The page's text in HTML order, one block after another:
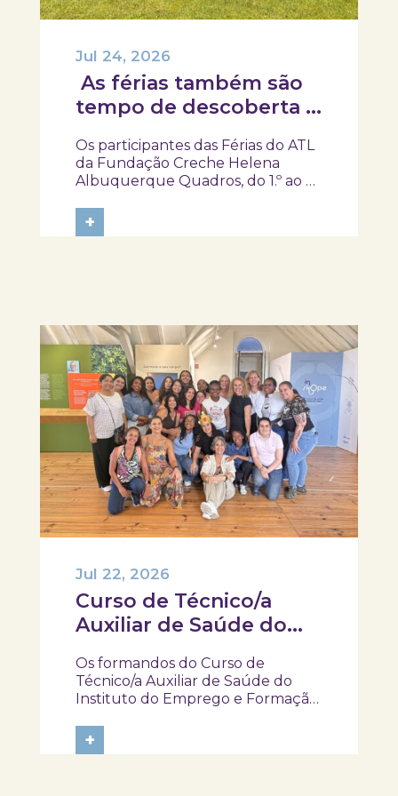
As férias também são
tempo de descoberta e
Jul 24, 2026
Os participantes das Férias do ATL
da Fundação Creche Helena
Albuquerque Quadros, do 1.º ao 4.º
Medicina e Saúde, onde
embarcaram numa viagem pela
+
Curso de Técnico/a
Auxiliar de Saúde do
participaram na
atividade “Pela minha
rica saúde”
Jul 22, 2026
Os formandos do Curso de
Técnico/a Auxiliar de Saúde do
Instituto do Emprego e Formação
SKOPE – Museu de Medicina e
Saúde e participaram na atividade
+